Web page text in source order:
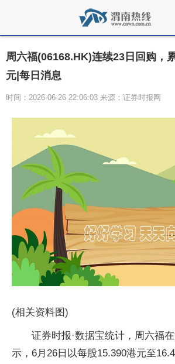
周六福(06168.HK)连续23日回购，
元|每日消息
时间：2026-06-26 22:06:03 来源：证券时报网
(相关资料图)
证券时报·数据宝统计，周六福
示，6月26日以每股15.390港元至